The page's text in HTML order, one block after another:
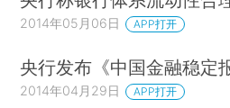
2014年05月06日 APP打开
央行发布《中国金融稳定
2014年04月29日 APP打开